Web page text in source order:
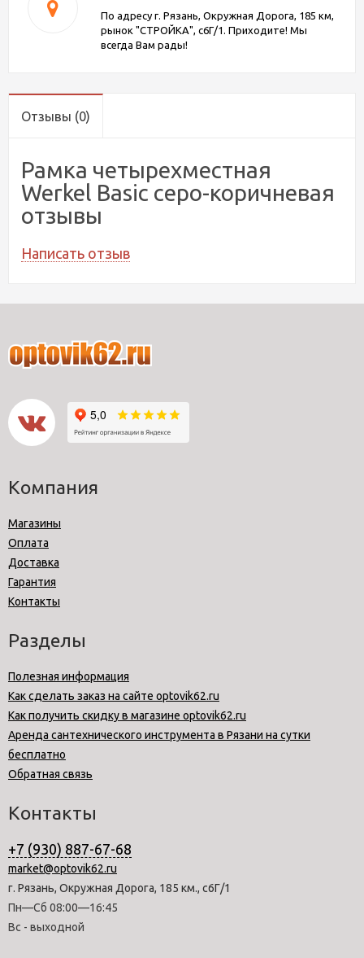
По адресу г. Рязань, Окружная Дорога, 185 км,
рынок "СТРОЙКА", с6Г/1. Приходите! Мы
всегда Вам рады!
Отзывы (0)
Рамка четырехместная
Werkel Basic серо-коричневая
отзывы
Написать отзыв
Компания
Магазины
Оплата
Доставка
Гарантия
Контакты
Разделы
Полезная информация
Как сделать заказ на сайте optovik62.ru
Как получить скидку в магазине optovik62.ru
Аренда сантехнического инструмента в Рязани на сутки
бесплатно
Обратная связь
Контакты
+7 (930) 887-67-68
market@optovik62.ru
г. Рязань, Окружная Дорога, 185 км., с6Г/1
Пн—Сб 08:00—16:45
Вс - выходной